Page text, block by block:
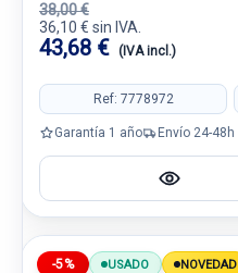
38,00 €
36,10 € sin IVA.
43,68 € (IVA incl.)
Ref: 7778972
Garantía 1 año Envío 24-48h
-5% USADO NOVEDAD